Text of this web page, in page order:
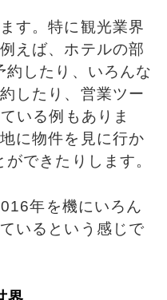
す。特に観光業界
えば、ホテルの部
約したり、いろんな
したり、営業ツー
いる例もありま
に物件を見に行か
できたりします。
年を機にいろん
いるという感じで